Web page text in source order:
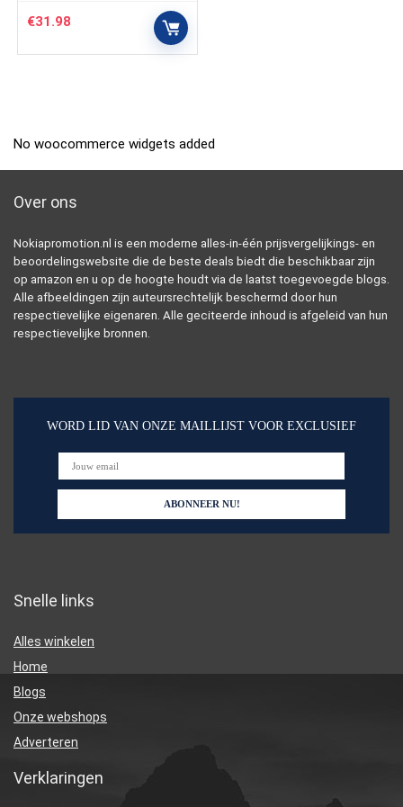
€31.98
No woocommerce widgets added
Over ons
Nokiapromotion.nl is een moderne alles-in-één prijsvergelijkings- en
beoordelingswebsite die de beste deals biedt die beschikbaar zijn
op amazon en u op de hoogte houdt via de laatst toegevoegde blogs.
Alle afbeeldingen zijn auteursrechtelijk beschermd door hun
respectievelijke eigenaren. Alle geciteerde inhoud is afgeleid van hun
respectievelijke bronnen.
WORD LID VAN ONZE MAILLIJST VOOR EXCLUSIEF
Snelle links
Alles winkelen
Home
Blogs
Onze webshops
Adverteren
Verklaringen